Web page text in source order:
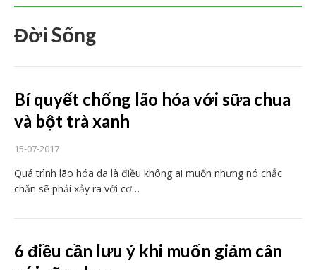
Đời Sống
Bí quyết chống lão hóa với sữa chua
và bột trà xanh
15-07-2017
Quá trình lão hóa da là điều không ai muốn nhưng nó chắc
chắn sẽ phải xảy ra với cơ…
6 điều cần lưu ý khi muốn giảm cân